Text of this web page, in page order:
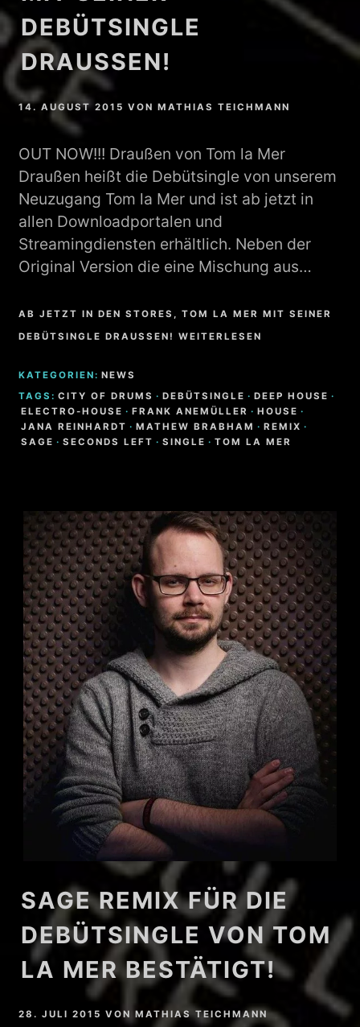
DEBÜTSINGLE
DRAUSSEN!
14. AUGUST 2015 VONMATHIAS TEICHMANN
OUT NOW!!! Draußen von Tom la Mer
Draußen heißt die Debütsingle von unserem
Neuzugang Tom la Mer und ist ab jetzt in
allen Downloadportalen und
Streamingdiensten erhältlich. Neben der
Original Version die eine Mischung aus…
AB JETZT IN DEN STORES, TOM LA MER MIT SEINER
DEBÜTSINGLE DRAUSSEN! WEITERLESEN
KATEGORIEN: NEWS
TAGS: CITY OF DRUMS · DEBÜTSINGLE · DEEP HOUSE ·
ELECTRO-HOUSE · FRANK ANEMÜLLER · HOUSE ·
JANA REINHARDT · MATHEW BRABHAM · REMIX ·
SAGE · SECONDS LEFT · SINGLE · TOM LA MER
SAGE REMIX FÜR DIE
DEBÜTSINGLE VON TOM
LA MER BESTÄTIGT!
28. JULI 2015 VONMATHIAS TEICHMANN